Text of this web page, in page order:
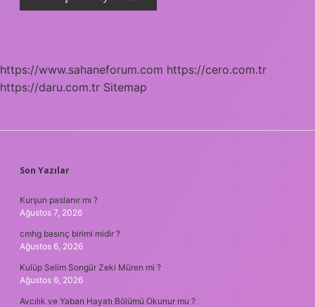
https://www.sahaneforum.com https://cero.com.tr
https://daru.com.tr Sitemap
SIDEBAR
Son Yazılar
Kurşun paslanır mı ?
Ağustos 7, 2026
cmhg basınç birimi midir ?
Ağustos 6, 2026
Kulüp Selim Songür Zeki Müren mi ?
Ağustos 6, 2026
Avcılık ve Yaban Hayatı Bölümü Okunur mu ?